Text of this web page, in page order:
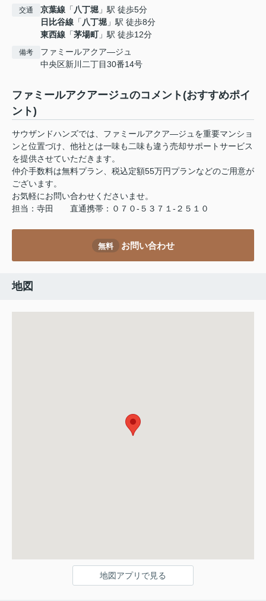
交通 京葉線 「八丁堀 」駅 徒歩5分
日比谷線 「八丁堀 」駅 徒歩8分
東西線 「茅場町」駅 徒歩12分
備考
ファミールアクア―ジュ
中央区新川二丁目30番14号
ファミールアクアージュのコメント(おすすめポイ
ント)
サウザンドハンズでは、ファミールアクア―ジュを重要マンショ
ンと位置づけ、他社とは一味も二味も違う売却サポートサービス
を提供させていただきます。
仲介手数料は無料プラン、税込定額55万円プランなどのご用意が
ございます。
お気軽にお問い合わせくださいませ。
担当：寺田 直通携帯：０７０-５３７１-２５１０
無料 お問い合わせ
地図
地図アプリで見る